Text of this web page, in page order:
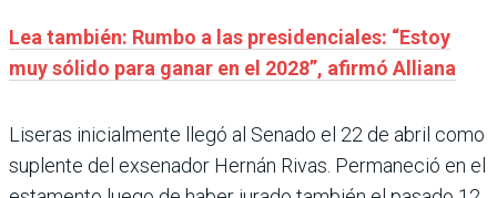
Lea también: Rumbo a las presidenciales: “Estoy
muy sólido para ganar en el 2028”, afirmó Alliana
Liseras inicialmente llegó al Senado el 22 de abril como
suplente del exsenador Hernán Rivas. Permaneció en el